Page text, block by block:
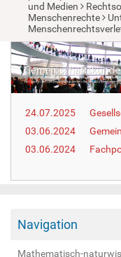
u
a
r
e
h
e
r
e
:
und Medien
Menschenrechte
24.07.2025
03.06.2024
03.06.2024
Navigation
Mathematisch-